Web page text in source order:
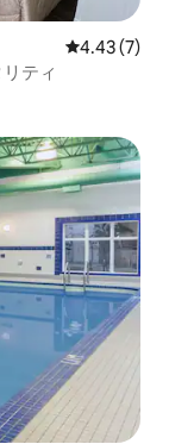
レビュー7
4.43 (7)
ティ